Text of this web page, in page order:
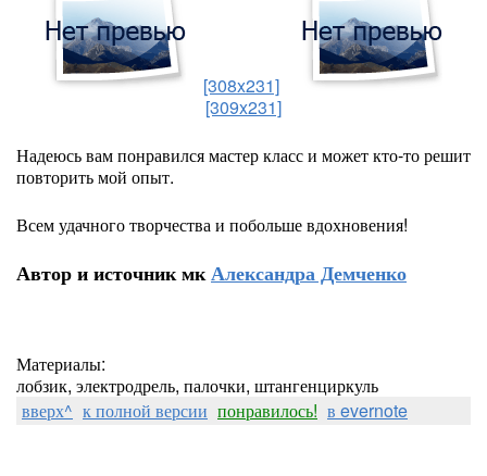
[308x231]
[309x231]
Надеюсь вам понравился мастер класс и может кто-то решит
повторить мой опыт.
Всем удачного творчества и побольше вдохновения!
Автор и источник мкАлександра Демченко
Материалы:
лобзик, электродрель, палочки, штангенциркуль
вверх^ к полной версии понравилось! в evernote